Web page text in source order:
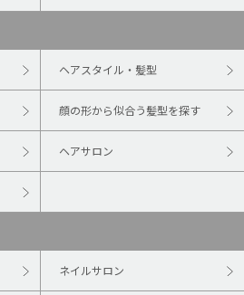
ヘアスタイル・髪型
顔の形から似合う髪型を探す
ヘアサロン
ネイルサロン